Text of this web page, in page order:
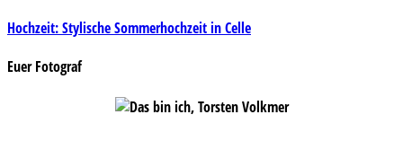
Beitragsnavigation
Hochzeit: Stylische Sommerhochzeit in Celle
Euer Fotograf